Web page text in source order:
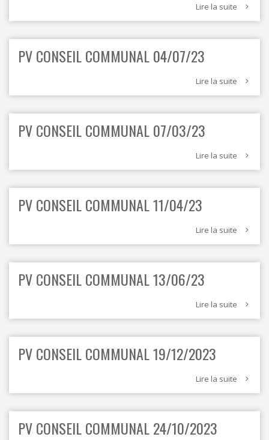
Lire la suite
PV CONSEIL COMMUNAL 04/07/23
Lire la suite
PV CONSEIL COMMUNAL 07/03/23
Lire la suite
PV CONSEIL COMMUNAL 11/04/23
Lire la suite
PV CONSEIL COMMUNAL 13/06/23
Lire la suite
PV CONSEIL COMMUNAL 19/12/2023
Lire la suite
PV CONSEIL COMMUNAL 24/10/2023